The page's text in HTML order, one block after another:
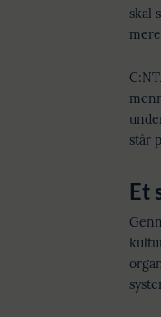
skal
står
Et